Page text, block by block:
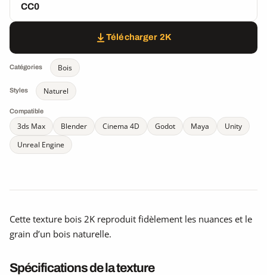
CC0
Télécharger 2K
Catégories Bois
Styles Naturel
Compatible
3ds Max Blender Cinema 4D Godot Maya
Unity
Unreal Engine
Cette texture bois 2K reproduit fidèlement les nuances et le
grain d’un bois naturelle.
Spécifications de la texture